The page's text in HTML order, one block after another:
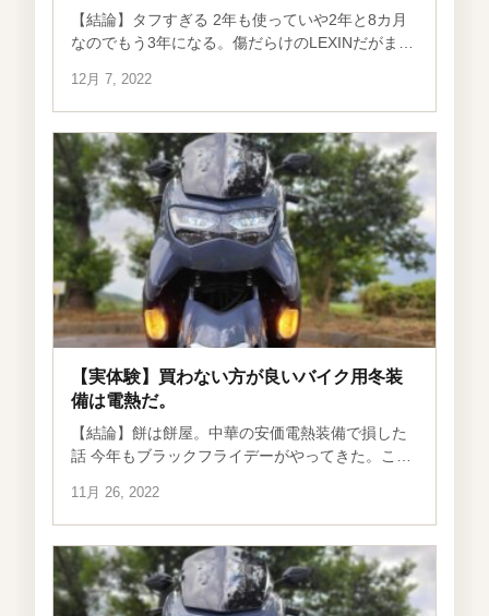
【結論】タフすぎる 2年も使っていや2年と8カ月
なのでもう3年になる。傷だらけのLEXINだがまだ
えないくらいタフなインカムをレビューする。 ト
ッサンです。普通二輪以下専門チャ […]
12月 7, 2022
【実体験】買わない方が良いバイク用冬装
備は電熱だ。
【結論】餅は餅屋。中華の安価電熱装備で損した
話 今年もブラックフライデーがやってきた。この
る人も少なくないと思う。そこで今回は買ってよ
かったものではなく、あえて失敗した買い物を
[…]
11月 26, 2022